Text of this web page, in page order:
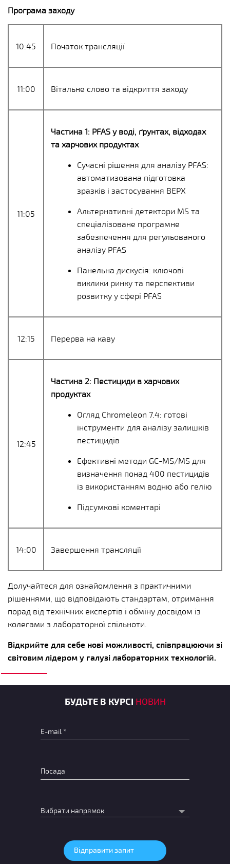
Програма заходу
10:45 Початок трансляції
11:00 Вітальне слово та відкриття заходу
11:05
Частина 1: PFAS у воді, ґрунтах, відходах
та харчових продуктах
Сучасні рішення для аналізу PFAS:
автоматизована підготовка
зразків і застосування ВЕРХ
Альтернативні детектори MS та
спеціалізоване програмне
забезпечення для регульованого
аналізу PFAS
Панельна дискусія: ключові
виклики ринку та перспективи
розвитку у сфері PFAS
12:15 Перерва на каву
12:45
Частина 2: Пестициди в харчових
продуктах
Огляд Chromeleon 7.4: готові
інструменти для аналізу залишків
пестицидів
Ефективні методи GC-MS/MS для
визначення понад 400 пестицидів
із використанням водню або гелію
Підсумкові коментарі
14:00 Завершення трансляції
Долучайтеся для ознайомлення з практичними
рішеннями, що відповідають стандартам, отримання
порад від технічних експертів і обміну досвідом із
колегами з лабораторної спільноти.
Відкрийте для себе нові можливості, співпрацюючи зі
світовим лідером у галузі лабораторних технологій.
БУДЬТЕ В КУРСІ НОВИН